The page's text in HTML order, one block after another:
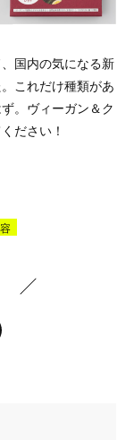
国内の気になる新
これだけ種類があ
。ヴィーガン＆ク
ださい！